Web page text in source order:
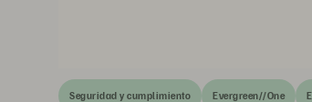
Seguridad y cumplimiento Evergreen//One